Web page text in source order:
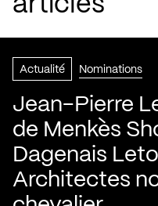
Actualité Nominations
Jean-Pierre
de Menkès
Dagenais
Architectes